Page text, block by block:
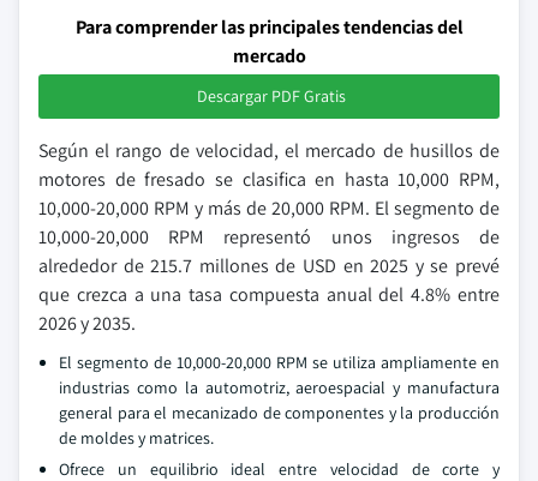
Para comprender las principales tendencias del
mercado
Descargar PDF Gratis
Según el rango de velocidad, el mercado de husillos de
motores de fresado se clasifica en hasta 10,000 RPM,
10,000-20,000 RPM y más de 20,000 RPM. El segmento de
10,000-20,000 RPM representó unos ingresos de
alrededor de 215.7 millones de USD en 2025 y se prevé
que crezca a una tasa compuesta anual del 4.8% entre
2026 y 2035.
El segmento de 10,000-20,000 RPM se utiliza ampliamente en
industrias como la automotriz, aeroespacial y manufactura
general para el mecanizado de componentes y la producción
de moldes y matrices.
Ofrece un equilibrio ideal entre velocidad de corte y